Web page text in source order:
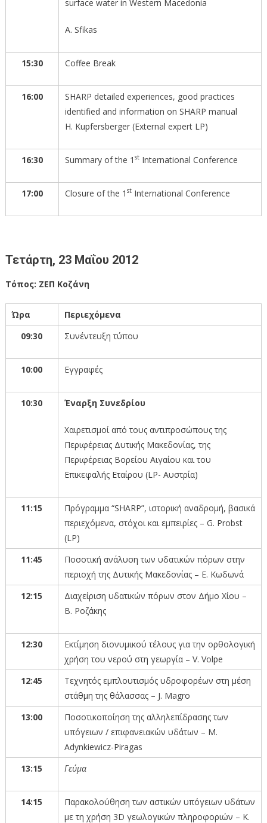
surface water in Western Macedonia
A. Sfikas
15:30 Coffee Break
16:00
SHARP detailed experiences, good practices
identified and information on SHARP manual
H. Kupfersberger (External expert LP)
16:30 Summary of the 1 stInternational Conference
17:00 Closure of the 1 stInternational Conference
Τετάρτη, 23 Μαΐου 2012
Τόπος: ΖΕΠ Κοζάνη
Ώρα
Περιεχόμενα
09:30
Συνέντευξη τύπου
10:00 Εγγραφές
10:30 Έναρξη Συνεδρίου
Χαιρετισμοί από τους αντιπροσώπους της
Περιφέρειας Δυτικής Μακεδονίας, της
Περιφέρειας Βορείου Αιγαίου και του
Επικεφαλής Εταίρου (LP- Αυστρία)
11:15
Πρόγραμμα “SHARP”, ιστορική αναδρομή, βασικά
περιεχόμενα, στόχοι και εμπειρίες – G. Probst
(LP)
11:45
Ποσοτική ανάλυση των υδατικών πόρων στην
περιοχή της Δυτικής Μακεδονίας – Ε. Κωδωνά
12:15
Διαχείριση υδατικών πόρων στον Δήμο Χίου –
Β. Ροζάκης
12:30
Εκτίμηση διονυμικού τέλους για την ορθολογική
χρήση του νερού στη γεωργία – V. Volpe
12:45
Τεχνητός εμπλουτισμός υδροφορέων στη μέση
στάθμη της θάλασσας – J. Magro
13:00
Ποσοτικοποίηση της αλληλεπίδρασης των
υπόγειων / επιφανειακών υδάτων – M.
Adynkiewicz-Piragas
13:15
Γεύμα
14:15
Παρακολούθηση των αστικών υπόγειων υδάτων
με τη χρήση 3D γεωλογικών πληροφοριών – K.